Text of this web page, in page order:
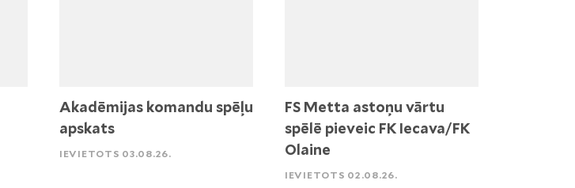
Akadēmijas komandu spēļu
apskats
IEVIETOTS 03.08.26.
FS Metta astoņu vārtu
spēlē pieveic FK Iecava/FK
Olaine
IEVIETOTS 02.08.26.